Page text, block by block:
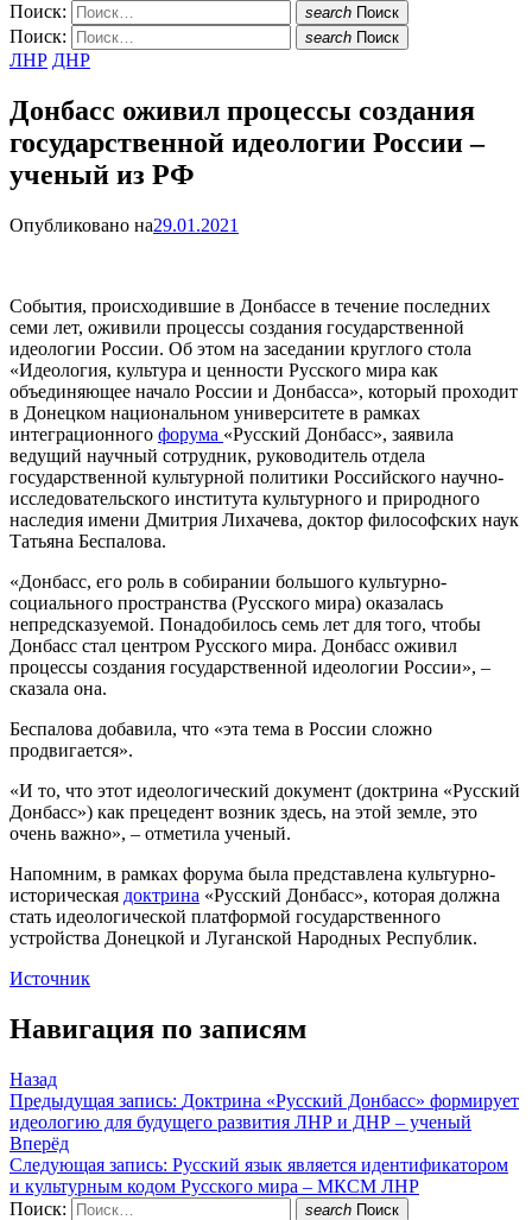
Поиск: search Поиск
Поиск: search Поиск
ЛНР ДНР
Донбасс оживил процессы создания
государственной идеологии России –
ученый из РФ
Опубликовано на29.01.2021
События, происходившие в Донбассе в течение последних
семи лет, оживили процессы создания государственной
идеологии России. Об этом на заседании круглого стола
«Идеология, культура и ценности Русского мира как
объединяющее начало России и Донбасса», который проходит
в Донецком национальном университете в рамках
интеграционного форума «Русский Донбасс», заявила
ведущий научный сотрудник, руководитель отдела
государственной культурной политики Российского научно-
исследовательского института культурного и природного
наследия имени Дмитрия Лихачева, доктор философских наук
Татьяна Беспалова.
«Донбасс, его роль в собирании большого культурно-
социального пространства (Русского мира) оказалась
непредсказуемой. Понадобилось семь лет для того, чтобы
Донбасс стал центром Русского мира. Донбасс оживил
процессы создания государственной идеологии России», –
сказала она.
Беспалова добавила, что «эта тема в России сложно
продвигается».
«И то, что этот идеологический документ (доктрина «Русский
Донбасс») как прецедент возник здесь, на этой земле, это
очень важно», – отметила ученый.
Напомним, в рамках форума была представлена культурно-
историческая доктрина «Русский Донбасс», которая должна
стать идеологической платформой государственного
устройства Донецкой и Луганской Народных Республик.
Источник
Навигация по записям
Назад
Предыдущая запись: Доктрина «Русский Донбасс» формирует
идеологию для будущего развития ЛНР и ДНР – ученый
Вперёд
Следующая запись: Русский язык является идентификатором
и культурным кодом Русского мира – МКСМ ЛНР
Поиск:
search Поиск